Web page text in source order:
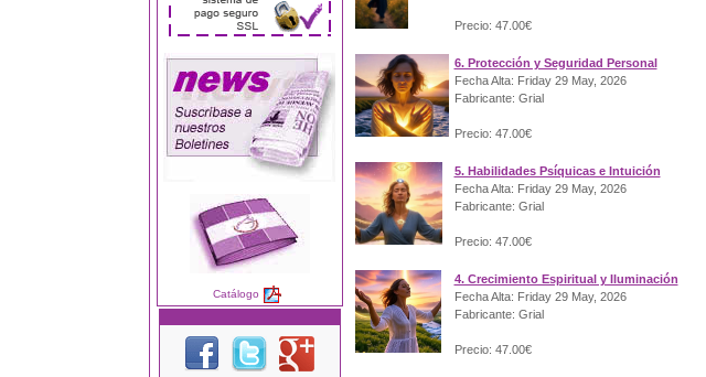
Catálogo
Precio: 47.00€
6. Protección y Seguridad Personal
Fecha Alta: Friday 29 May, 2026
Fabricante: Grial
Precio: 47.00€
5. Habilidades Psíquicas e Intuición
Fecha Alta: Friday 29 May, 2026
Fabricante: Grial
Precio: 47.00€
4. Crecimiento Espiritual y Iluminación
Fecha Alta: Friday 29 May, 2026
Fabricante: Grial
Precio: 47.00€